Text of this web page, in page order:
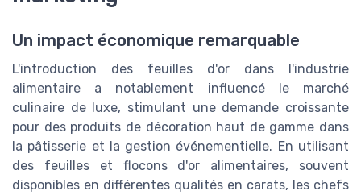
Un impact économique remarquable
L'introduction des feuilles d'or dans l'industrie
alimentaire a notablement influencé le marché
culinaire de luxe, stimulant une demande croissante
pour des produits de décoration haut de gamme dans
la pâtisserie et la gestion événementielle. En utilisant
des feuilles et flocons d'or alimentaires, souvent
disponibles en différentes qualités en carats, les chefs